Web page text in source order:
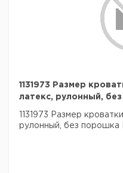
1131973 Размер
латекс, рулонный,
1131973 Размер
рулонный, без порошка